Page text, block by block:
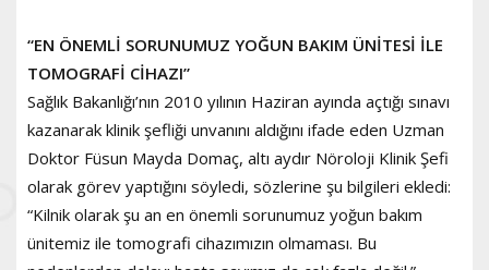
“EN ÖNEMLİ SORUNUMUZ YOĞUN BAKIM ÜNİTESİ İLE
TOMOGRAFİ CİHAZI”
Sağlık Bakanlığı’nın 2010 yılının Haziran ayında açtığı sınavı
kazanarak klinik şefliği unvanını aldığını ifade eden Uzman
Doktor Füsun Mayda Domaç, altı aydır Nöroloji Klinik Şefi
olarak görev yaptığını söyledi, sözlerine şu bilgileri ekledi:
“Kilnik olarak şu an en önemli sorunumuz yoğun bakım
ünitemiz ile tomografi cihazımızın olmaması. Bu